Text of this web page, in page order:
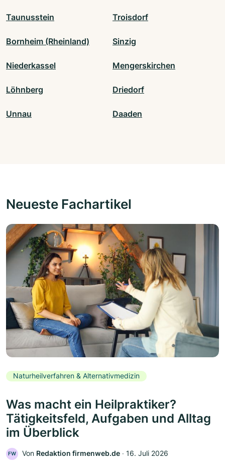
Taunusstein Troisdorf
Bornheim (Rheinland) Sinzig
Niederkassel Mengerskirchen
Löhnberg Driedorf
Unnau Daaden
Neueste Fachartikel
Naturheilverfahren & Alternativmedizin
Was macht ein Heilpraktiker?
Tätigkeitsfeld, Aufgaben und Alltag
im Überblick
FW Von Redaktion firmenweb.de ‧ 16. Juli 2026